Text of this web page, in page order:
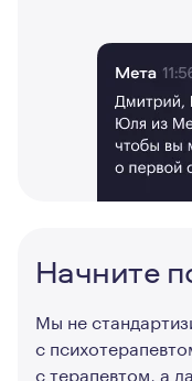
Начните
Мы не
с
с терапевтом, а